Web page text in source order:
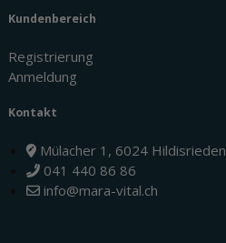
Kundenbereich
Registrierung
Anmeldung
Kontakt
Mülacher 1, 6024 Hildisrieden
041 440 86 86
info@mara-vital.ch